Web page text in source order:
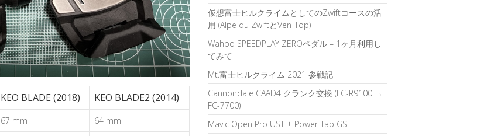
KEO BLADE (2018) KEO BLADE2 (2014)
67 mm
64 mm
仮想富士ヒルクライムとしてのZwiftコースの活
用 (Alpe du ZwiftとVen-Top)
Wahoo SPEEDPLAY ZEROペダル – 1ヶ月利用し
てみて
Mt.富士ヒルクライム 2021 参戦記
Cannondale CAAD4 クランク交換 (FC-R9100 →
FC-7700)
Mavic Open Pro UST + Power Tap GS